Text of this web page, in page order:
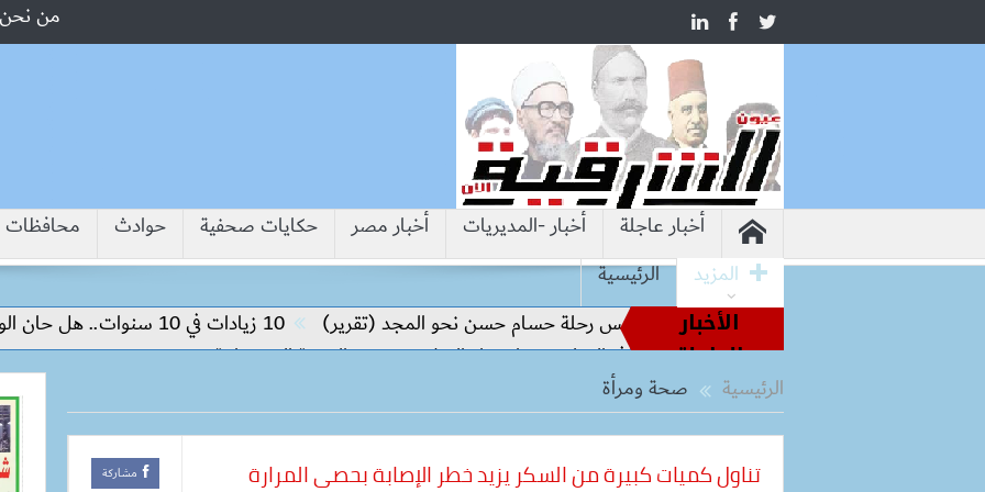
من نحن
أخبار عاجلة أخبار -المديريات أخبار مصر حكايات صحفية حوادث محافظات
المزيد
الرئيسية
الأخبار
العاجلة
الملاعب إلى قيادة الفراعنة.. كواليس رحلة حسام حسن نحو المجد (تقرير) 10 زيادات في 10 سنوات.. هل حان الوقت لرفع دعم البنزين نهائيا؟
وزير التعليم: التعاون الدولي في التعليم مفتاح بناء السلام وتحقيق التنمية المستدامة
الرئيسية صحة ومرأة
تناول كميات كبيرة من السكر يزيد خطر الإصابة بحصى المرارة مشاركة